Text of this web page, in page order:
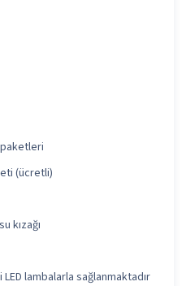
(ücretli)
kızağı
lambalarla sağlanmaktadır